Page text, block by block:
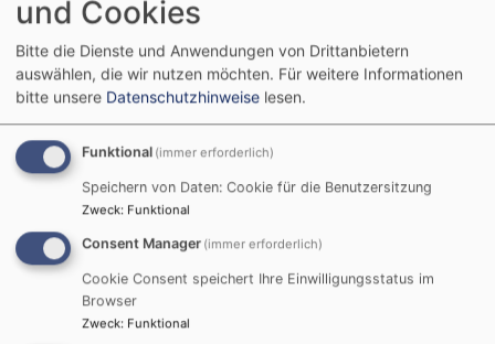
Miteinander nicht nur im Gottesdienst wichtig.
So treffen sich Menschen in unserer Gemeinde zur
regelmäßigen Gruppen und Kreisen.
Kinder und Jugendliche
Krabbelgruppe Baldingen
freitags 9.00 - 10.30 Uhr
Krabbelgruppe Nähermemmingen
Jungschar
freitags 16.00-17.30 Uhr im Gemeindehaus
Baldingen
Jugendgruppe
und Cookies
Bitte die Dienste und Anwendungen von Drittanbietern
auswählen, die wir nutzen möchten. Für weitere Informationen
bitte unsere Datenschutzhinweise lesen.
Funktional (immer erforderlich)
Speichern von Daten: Cookie für die Benutzersitzung
Zweck: Funktional
Consent Manager (immer erforderlich)
Cookie Consent speichert Ihre Einwilligungsstatus im
Browser
Zweck: Funktional